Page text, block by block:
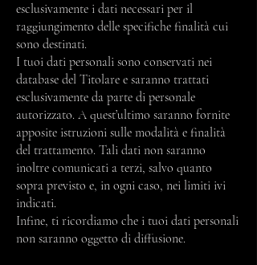
esclusivamente i dati necessari per il
raggiungimento delle specifiche finalità cui
sono destinati.
I tuoi dati personali sono conservati nei
database del Titolare e saranno trattati
esclusivamente da parte di personale
autorizzato. A quest’ultimo saranno fornite
apposite istruzioni sulle modalità e finalità
del trattamento. Tali dati non saranno
inoltre comunicati a terzi, salvo quanto
sopra previsto e, in ogni caso, nei limiti ivi
indicati.
Infine, ti ricordiamo che i tuoi dati personali
non saranno oggetto di diffusione.